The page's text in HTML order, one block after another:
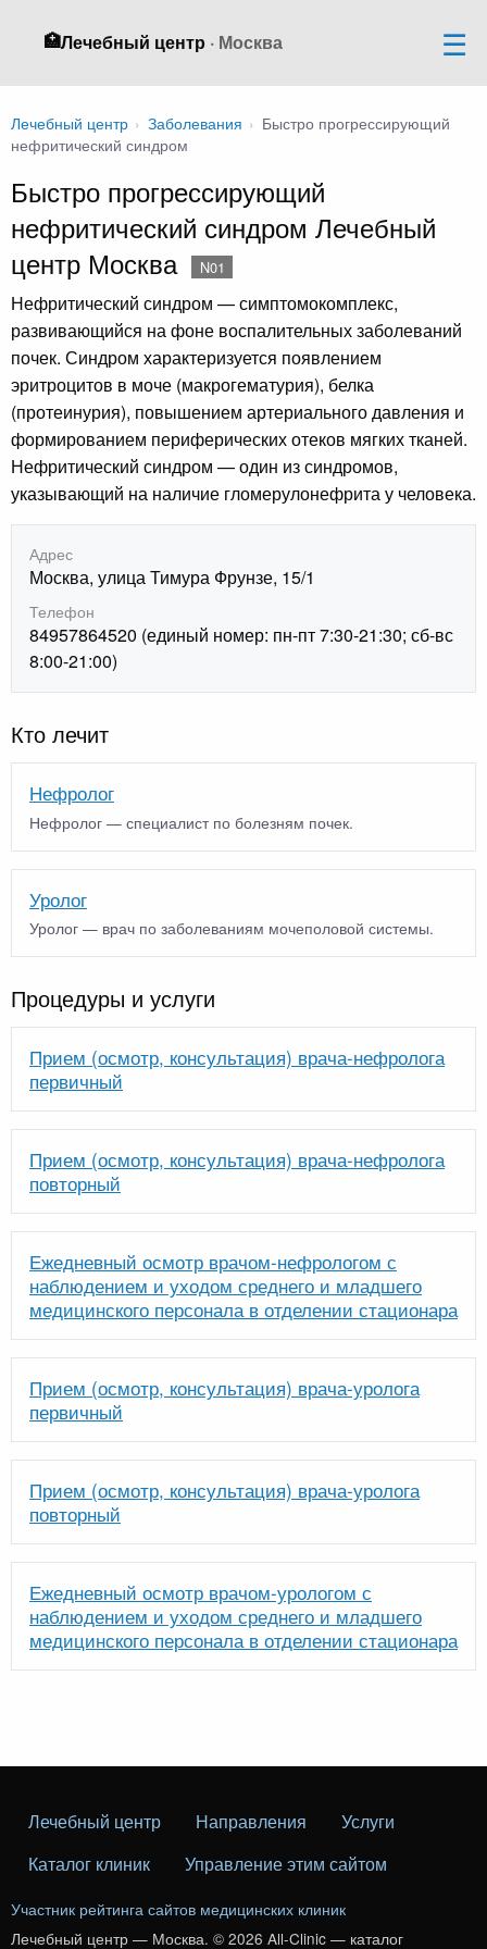
🏥Лечебный центр · Москва
Лечебный центр › Заболевания › Быстро прогрессирующий
нефритический синдром
Быстро прогрессирующий
нефритический синдром Лечебный
центр Москва
N01
Нефритический синдром — симптомокомплекс,
развивающийся на фоне воспалительных заболеваний
почек. Синдром характеризуется появлением
эритроцитов в моче (макрогематурия), белка
(протеинурия), повышением артериального давления и
формированием периферических отеков мягких тканей.
Нефритический синдром — один из синдромов,
указывающий на наличие гломерулонефрита у человека.
Адрес
Москва, улица Тимура Фрунзе, 15/1
Телефон
84957864520 (единый номер: пн-пт 7:30-21:30; сб-вс
8:00-21:00)
Кто лечит
Нефролог
Нефролог — специалист по болезням почек.
Уролог
Уролог — врач по заболеваниям мочеполовой системы.
Процедуры и услуги
Прием (осмотр, консультация) врача-нефролога
первичный
Прием (осмотр, консультация) врача-нефролога
повторный
Ежедневный осмотр врачом-нефрологом с
наблюдением и уходом среднего и младшего
медицинского персонала в отделении стационара
Прием (осмотр, консультация) врача-уролога
первичный
Прием (осмотр, консультация) врача-уролога
повторный
Ежедневный осмотр врачом-урологом с
наблюдением и уходом среднего и младшего
медицинского персонала в отделении стационара
Лечебный центр Направления
Услуги
Каталог клиник
Управление этим сайтом
Участник рейтинга сайтов медицинских клиник
Лечебный центр — Москва. © 2026 All-Clinic — каталог